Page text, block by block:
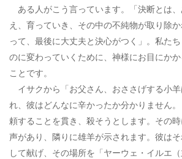
ある人がこう言っています。「決断とは
え、育っていき、その中の不純物が取り除
って、最後に大丈夫と決心がつく」。私た
のに変わっていくために、神様にお目にか
ことです。
イサクから「お父さん、おささげする小
れ、彼はどんなに辛かったか分かりません
頼することを貫き、殺そうとします。その
声があり、隣りに雄羊が示されます。彼は
して献げ、その場所を「ヤーウェ・イルエ